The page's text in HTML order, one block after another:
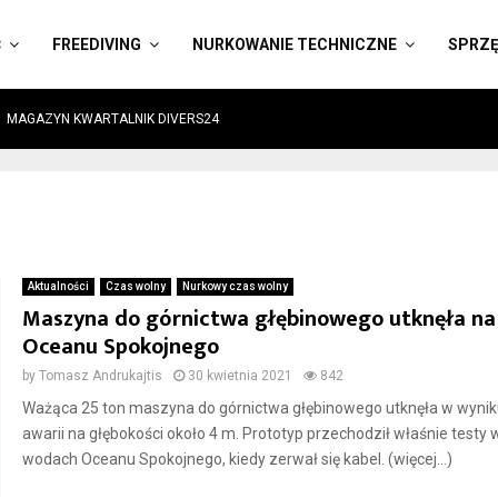
FREEDIVING NURKOWANIE TECHNICZNE
MAGAZYN KWARTALNIK DIVERS24
Aktualności Czas wolny Nurkowy czas wolny
Maszyna do górnictwa głębinowego utknęła
Oceanu Spokojnego
by Tomasz Andrukajtis 30 kwietnia 2021 842
Ważąca 25 ton maszyna do górnictwa głębinowego utknęła w
awarii na głębokości około 4 m. Prototyp przechodził właśnie testy
wodach Oceanu Spokojnego, kiedy zerwał się kabel. (więcej…)